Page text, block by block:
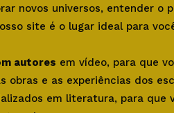
novos universos, entender o
site é o lugar ideal para
autores em vídeo, para que
obras e as experiências dos
em literatura, para que